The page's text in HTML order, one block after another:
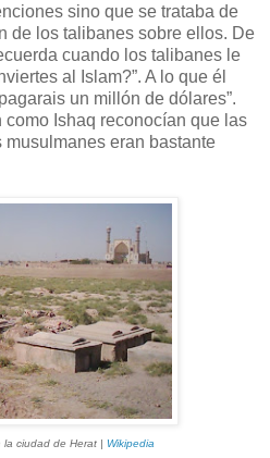
sino que se trataba de
de los talibanes sobre ellos. De
cuando los talibanes le
al Islam?”. A lo que él
un millón de dólares”.
como Ishaq reconocían que las
eran bastante
la ciudad de Herat | Wikipedia